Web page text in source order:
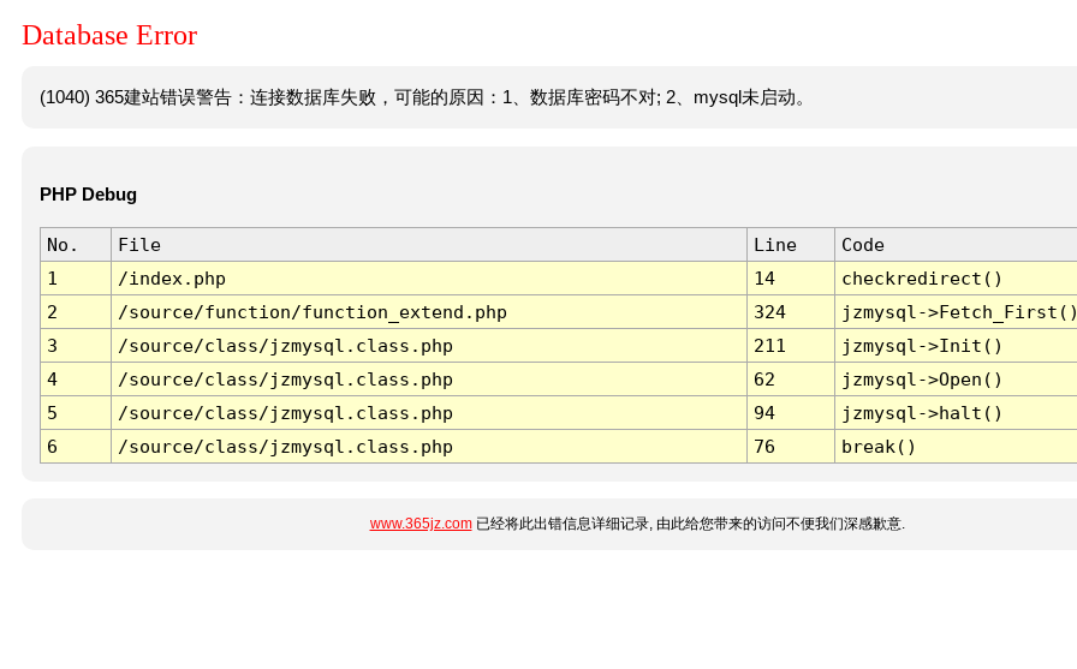
Database Error
(1040) 365建站错误警告：连接数据库失败，可能的原因：1、数据库密码不对; 2、mysql未启动。
PHP Debug
No. File Line
Code
1
/index.php 14
checkredirect()
2
/source/function/function_extend.php 324
jzmysql-
3
/source/class/jzmysql.class.php 211
jzmysql->Init()
4
/source/class/jzmysql.class.php 62
jzmysql->Open()
5
/source/class/jzmysql.class.php 94
jzmysql->halt()
6
/source/class/jzmysql.class.php 76 break()
www.365jz.com已经将此出错信息详细记录, 由此给您带来的访问不便我们深感歉意.